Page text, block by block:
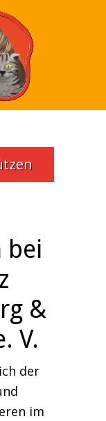
bei
&
V.
der
im